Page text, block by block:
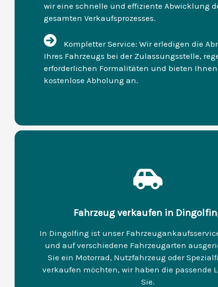
wir eine schnelle und effiziente Abwicklung
gesamten Verkaufsprozesses.
Kompletter Service: Wir erledigen die
Ihres Fahrzeugs bei der Zulassungsstelle,
erforderlichen Formalitäten und bieten
kostenlose Abholung an.
Fahrzeug verkaufen in
In Dingolfing ist unser
und auf verschiedene Fahrzeugarten
Sie ein Motorrad, Nutzfahrzeug oder
verkaufen möchten, wir haben die passende
Sie.